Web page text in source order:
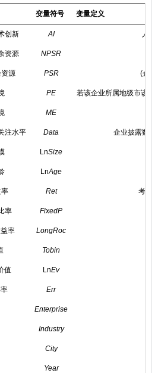
变量符号 变量定义
创新 AI 人
资源 NPSR
源 PSR (企
PE 若该企业所属地级市该
ME
注水平 Data 企业披露数
LnSize
LnAge
率 Ret 考虑
率 FixedP
率 LongRoc
Tobin
值 LnEv
Err
Enterprise
Industry
City
Year